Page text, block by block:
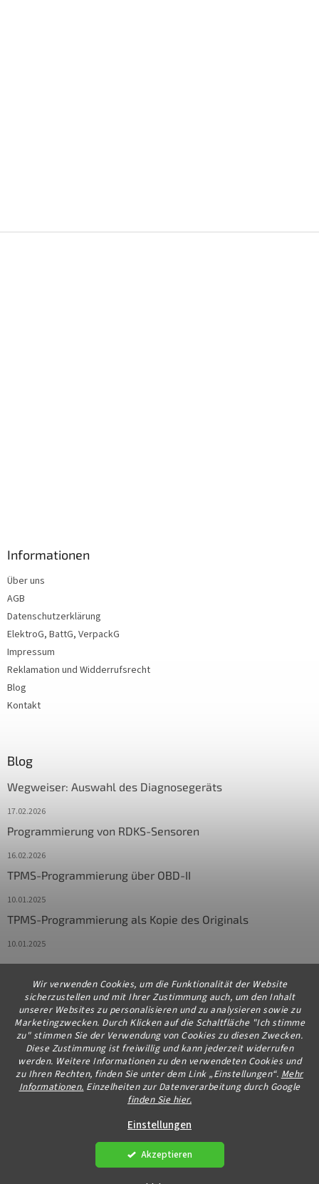
Wir verwenden Cookies, um die Funktionalität der Website
sicherzustellen und mit Ihrer Zustimmung auch, um den Inhalt
unserer Websites zu personalisieren und zu analysieren sowie zu
Marketingzwecken. Durch Klicken auf die Schaltfläche "Ich stimme
zu" stimmen Sie der Verwendung von Cookies zu diesen Zwecken.
Diese Zustimmung ist freiwillig und kann jederzeit widerrufen
werden. Weitere Informationen zu den verwendeten Cookies und
zu Ihren Rechten, finden Sie unter dem Link „Einstellungen“. Mehr
Informationen. Einzelheiten zur Datenverarbeitung durch Google
finden Sie hier.
Einstellungen
Akzeptieren
Informationen
Über uns
AGB
Datenschutzerklärung
ElektroG, BattG, VerpackG
Impressum
Reklamation und Widderrufsrecht
Blog
Kontakt
Blog
Wegweiser: Auswahl des Diagnosegeräts
17.02.2026
Programmierung von RDKS-Sensoren
16.02.2026
TPMS-Programmierung über OBD-II
10.01.2025
TPMS-Programmierung als Kopie des Originals
10.01.2025
Kontakt
info@diagstore.de
+491706654834
Erstellt von Shoptet Premium
diagstore.de. Alle Rechte vorbehalten.
Einstellungen ändern